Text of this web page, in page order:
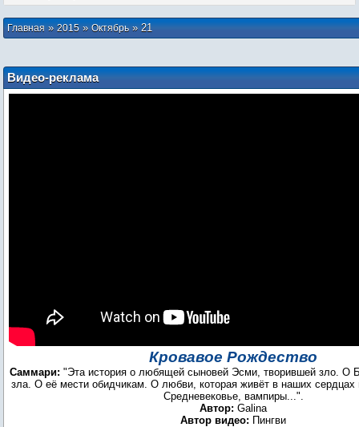
Главная»2015 » Октябрь » 21
Видео-реклама
Кровавое Рождество
Саммари: "Эта история о любящей сыновей Эсми, творившей зло. О
зла. О её мести обидчикам. О любви, которая живёт в наших сердцах
Средневековье, вампиры...".
Автор: Galina
Автор видео: Пингви